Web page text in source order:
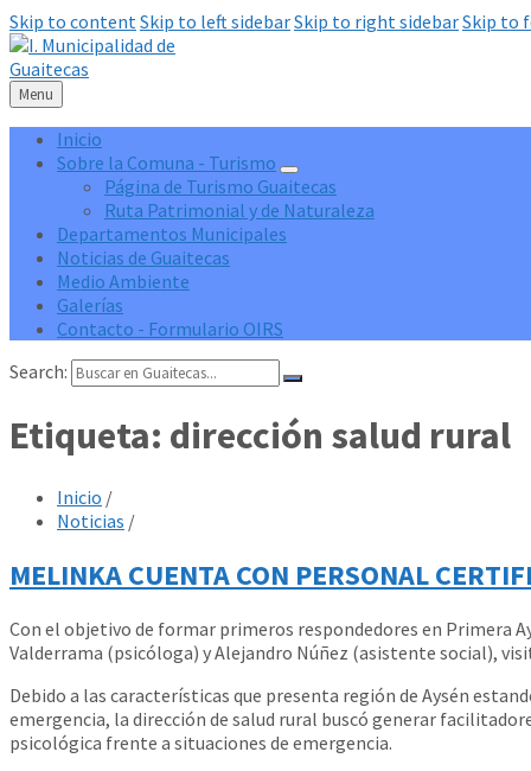
Skip to contentSkip to left sidebarSkip to right sidebarSkip to
Menu
Inicio
Sobre la Comuna - Turismo
Página de Turismo Guaitecas
Ruta Patrimonial y de Naturaleza
Departamentos Municipales
Noticias de Guaitecas
Medio Ambiente
Galerías
Contacto - Formulario OIRS
Search:
Etiqueta: dirección salud rural
Inicio /
Noticias /
MELINKA CUENTA CON PERSONAL
Con el objetivo de formar primeros respondedores en Primera
Valderrama (psicóloga) y Alejandro Núñez (asistente social),
Debido a las características que presenta región de Aysén
emergencia, la dirección de salud rural buscó generar
psicológica frente a situaciones de emergencia.